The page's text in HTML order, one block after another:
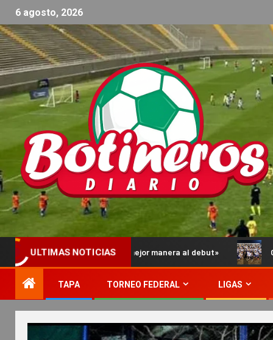
6 agosto, 2026
ULTIMAS NOTICIAS
de la mejor manera al debut» Comienzan los
TAPA TORNEO FEDERAL LIGAS